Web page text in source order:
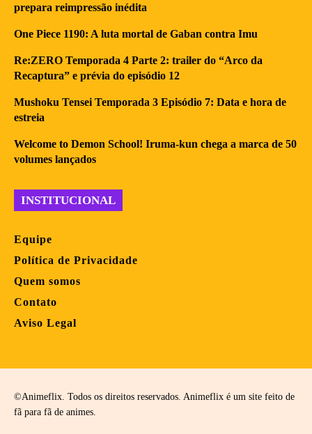
prepara reimpressão inédita
One Piece 1190: A luta mortal de Gaban contra Imu
Re:ZERO Temporada 4 Parte 2: trailer do “Arco da
Recaptura” e prévia do episódio 12
Mushoku Tensei Temporada 3 Episódio 7: Data e hora de
estreia
Welcome to Demon School! Iruma-kun chega a marca de 50
volumes lançados
INSTITUCIONAL
Equipe
Política de Privacidade
Quem somos
Contato
Aviso Legal
©Animeflix. Todos os direitos reservados. Animeflix é um site feito de
fã para fã de animes.